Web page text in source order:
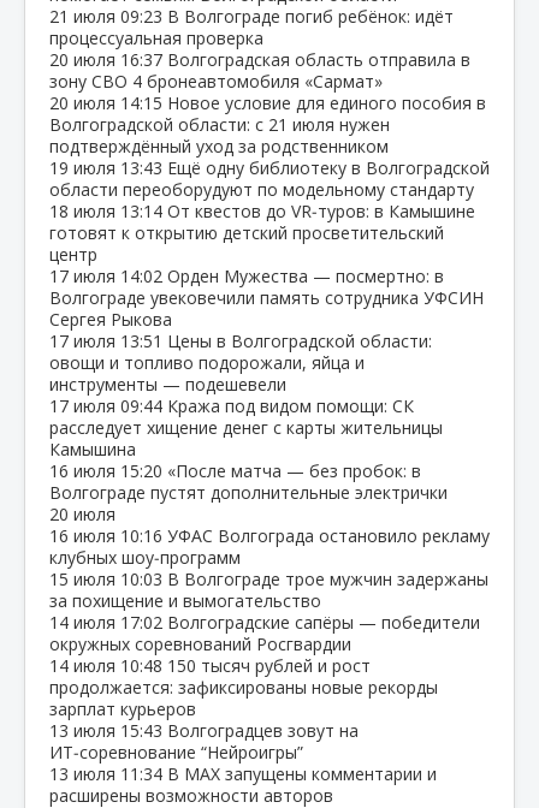
21 июля 09:23 В Волгограде погиб ребёнок: идёт
процессуальная проверка
20 июля 16:37 Волгоградская область отправила в
зону СВО 4 бронеавтомобиля «Сармат»
20 июля 14:15 Новое условие для единого пособия в
Волгоградской области: с 21 июля нужен
подтверждённый уход за родственником
19 июля 13:43 Ещё одну библиотеку в Волгоградской
области переоборудуют по модельному стандарту
18 июля 13:14 От квестов до VR‑туров: в Камышине
готовят к открытию детский просветительский
центр
17 июля 14:02 Орден Мужества — посмертно: в
Волгограде увековечили память сотрудника УФСИН
Сергея Рыкова
17 июля 13:51 Цены в Волгоградской области:
овощи и топливо подорожали, яйца и
инструменты — подешевели
17 июля 09:44 Кража под видом помощи: СК
расследует хищение денег с карты жительницы
Камышина
16 июля 15:20 «После матча — без пробок: в
Волгограде пустят дополнительные электрички
20 июля
16 июля 10:16 УФАС Волгограда остановило рекламу
клубных шоу‑программ
15 июля 10:03 В Волгограде трое мужчин задержаны
за похищение и вымогательство
14 июля 17:02 Волгоградские сапёры — победители
окружных соревнований Росгвардии
14 июля 10:48 150 тысяч рублей и рост
продолжается: зафиксированы новые рекорды
зарплат курьеров
13 июля 15:43 Волгоградцев зовут на
ИТ‑соревнование “Нейроигры”
13 июля 11:34 В МАХ запущены комментарии и
расширены возможности авторов